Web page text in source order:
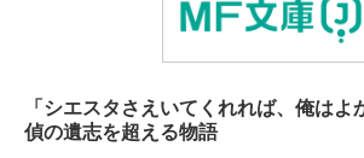
「シエスタさえいてくれれば、俺はよ
偵の遺志を超える物語